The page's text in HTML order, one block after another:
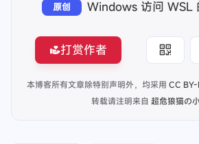
原创
打赏作者
本博客所有文章除特别声明外，均采用 CC
转载请注明来自 超危狼猫の